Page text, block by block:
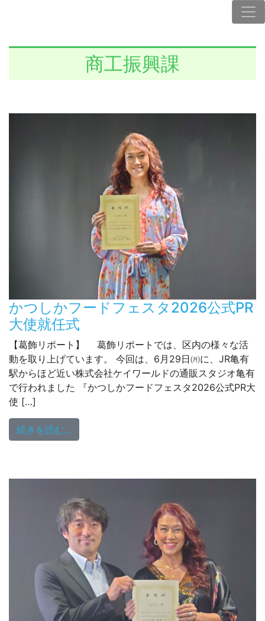
商工振興課
かつしかフードフェスタ2026公式PR
大使就任式
【葛飾リポート】 葛飾リポートでは、区内の様々な活
動を取り上げています。 今回は、6月29日㈪に、JR亀有
駅からほど近い株式会社ケイワールドの通販スタジオ亀有
で行われました 『かつしかフードフェスタ2026公式PR大
使 […]
続きを読む…